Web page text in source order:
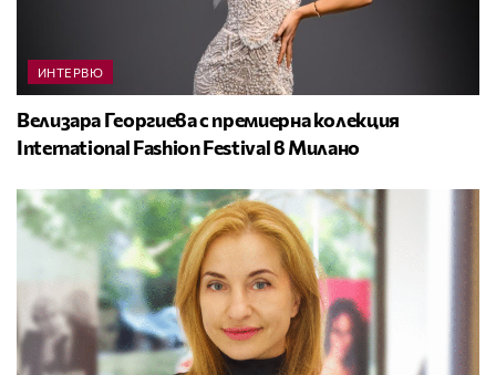
ИНТЕРВЮ
Велизара Георгиева с премиерна колекция
International Fashion Festival в Милано